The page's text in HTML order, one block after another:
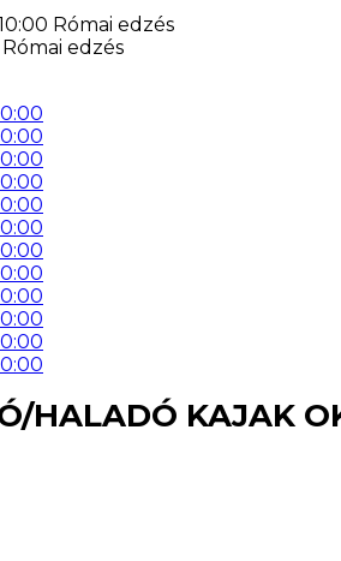
HALADÓ KAJAK